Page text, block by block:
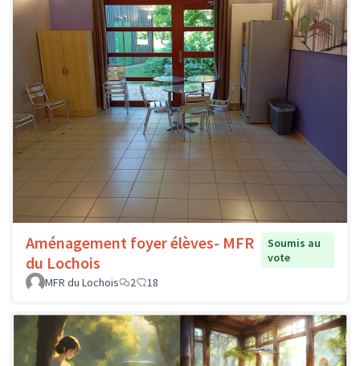
Aménagement foyer élèves- MFR
du Lochois
Soumis au
vote
MFR du Lochois
2 18